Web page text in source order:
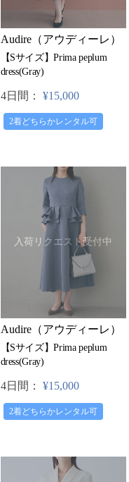
Audire（アウディーレ）
【Sサイズ】Prima peplum
dress(Gray)
4日間： ¥15,000
2着どちらかレンタル可
入荷リクエスト受付中
Audire（アウディーレ）
【Sサイズ】Prima peplum
dress(Gray)
4日間： ¥15,000
2着どちらかレンタル可